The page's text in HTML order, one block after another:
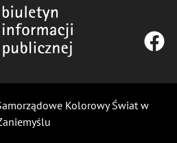
Kolorowy Świat w